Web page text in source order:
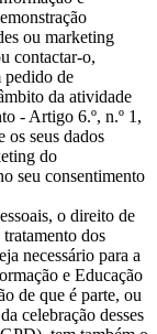
ou marketing
contactar-o,
pedido de
da atividade
- Artigo 6.º, n.º 1,
seus dados
do
seu consentimento
o direito de
dos
necessário para a
e Educação
de que é parte, ou
celebração desses